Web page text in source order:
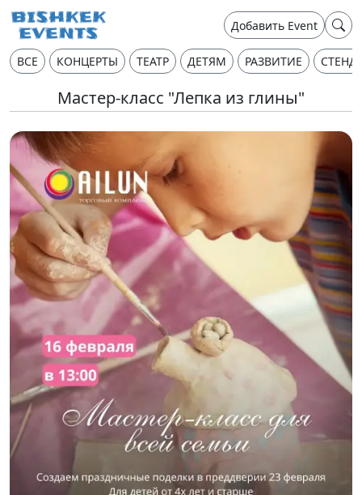
Добавить Event
ВСЕ КОНЦЕРТЫ ТЕАТР ДЕТЯМ РАЗВИТИЕ
Мастер-класс "Лепка из глины"